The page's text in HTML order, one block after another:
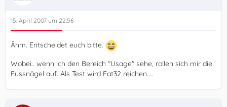
15. April 2007 um 22:56
Ähm. Entscheidet euch bitte.
Wobei.. wenn ich den Bereich "Usage" sehe, rollen sich mir die
Fussnägel auf. Als Test wird Fat32 reichen....